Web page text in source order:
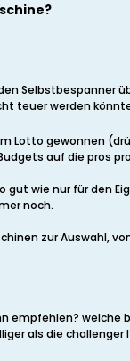
Selbstbespanner
teuer werden
Lotto gewonnen
auf die pros
gut wie nur für den
noch.
zur Auswahl,
empfehlen?
als die challenger